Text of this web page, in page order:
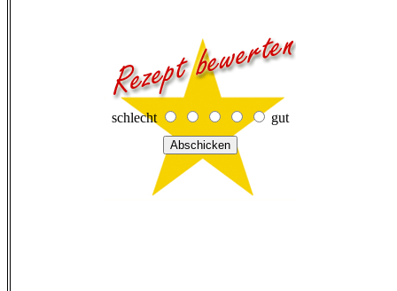
schlecht gut